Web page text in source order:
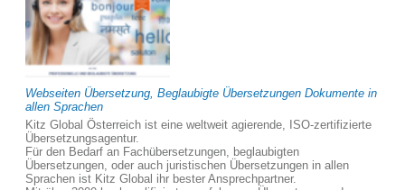
Webseiten Übersetzung, Beglaubigte Übersetzungen Dokumente in
allen Sprachen
Kitz Global Österreich ist eine weltweit agierende, ISO-zertifizierte
Übersetzungsagentur.
Für den Bedarf an Fachübersetzungen, beglaubigten
Übersetzungen, oder auch juristischen Übersetzungen in allen
Sprachen ist Kitz Global ihr bester Ansprechpartner.